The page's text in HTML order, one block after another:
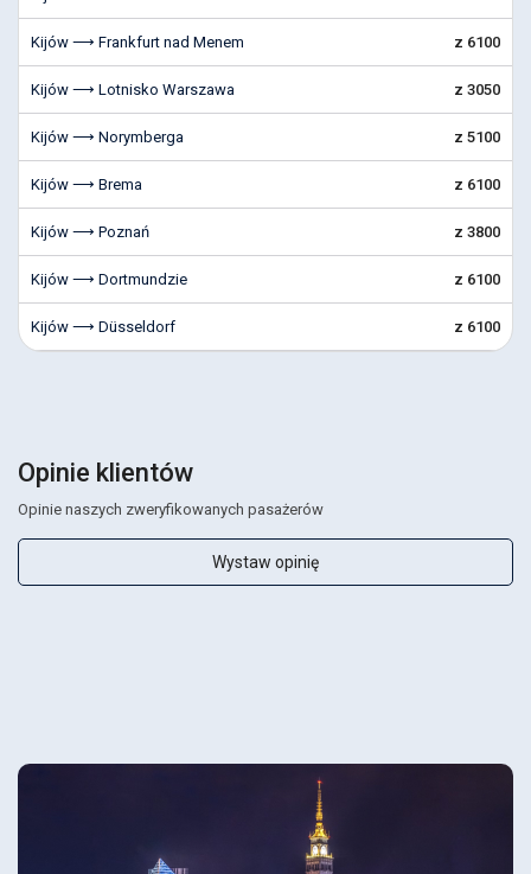
Kijów ⟶ Frankfurt nad Menem z 6100
Kijów ⟶ Lotnisko Warszawa z 3050
Kijów ⟶ Norymberga z 5100
Kijów ⟶ Brema z 6100
Kijów ⟶ Poznań z 3800
Kijów ⟶ Dortmundzie z 6100
Kijów ⟶ Düsseldorf z 6100
Opinie klientów
Opinie naszych zweryfikowanych pasażerów
Wystaw opinię